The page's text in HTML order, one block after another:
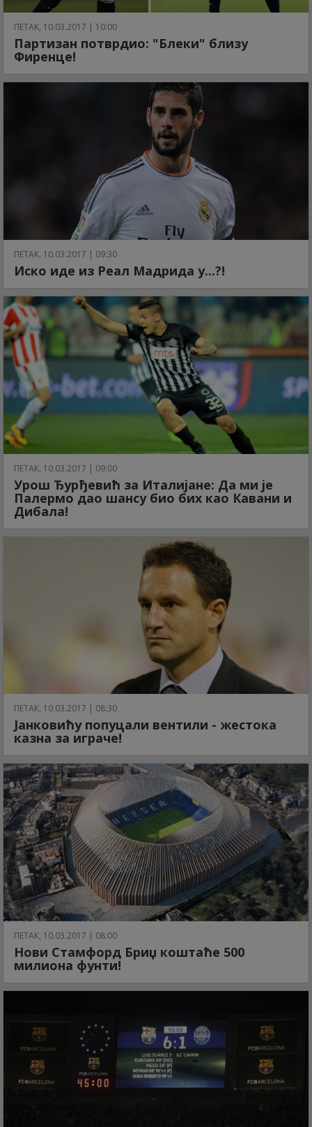
ПЕТАК, 10.03.2017 | 10:00
Партизан потврдио: "Блеки" близу
Фиренце!
ПЕТАК, 10.03.2017 | 09:30
Иско иде из Реал Мадрида у...?!
ПЕТАК, 10.03.2017 | 09:00
Урош Ђурђевић за Италијане: Да ми је
Палермо дао шансу био бих као Кавани и
Дибала!
ПЕТАК, 10.03.2017 | 08:30
Јанковићу попуцали вентили - жестока
казна за играче!
ПЕТАК, 10.03.2017 | 08:00
Нови Стамфорд Бриџ коштаће 500
милиона фунти!